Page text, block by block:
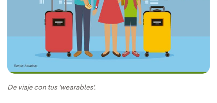
De viaje con tus 'wearables'.